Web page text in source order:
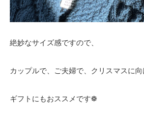
絶妙なサイズ感ですので、
カップルで、ご夫婦で、クリスマスに
ギフトにもおススメです❁